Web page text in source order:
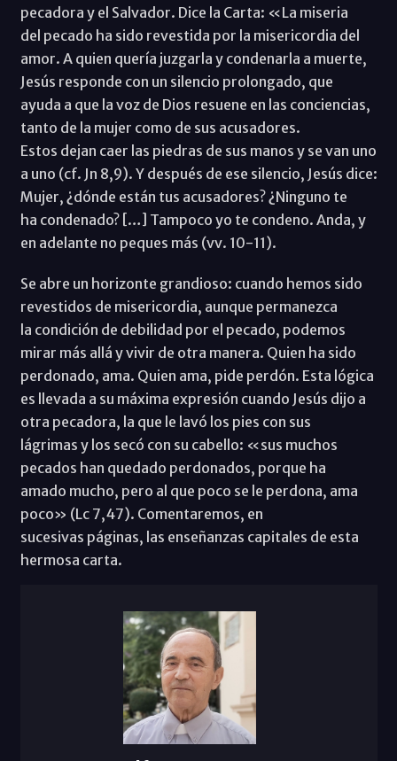
pecadora y el Salvador. Dice la Carta: «La miseria
del pecado ha sido revestida por la misericordia del
amor. A quien quería juzgarla y condenarla a muerte,
Jesús responde con un silencio prolongado, que
ayuda a que la voz de Dios resuene en las conciencias,
tanto de la mujer como de sus acusadores.
Estos dejan caer las piedras de sus manos y se van uno
a uno (cf. Jn 8,9). Y después de ese silencio, Jesús dice:
Mujer, ¿dónde están tus acusadores? ¿Ninguno te
ha condenado? […] Tampoco yo te condeno. Anda, y
en adelante no peques más (vv. 10-11).
Se abre un horizonte grandioso: cuando hemos sido
revestidos de misericordia, aunque permanezca
la condición de debilidad por el pecado, podemos
mirar más allá y vivir de otra manera. Quien ha sido
perdonado, ama. Quien ama, pide perdón. Esta lógica
es llevada a su máxima expresión cuando Jesús dijo a
otra pecadora, la que le lavó los pies con sus
lágrimas y los secó con su cabello: «sus muchos
pecados han quedado perdonados, porque ha
amado mucho, pero al que poco se le perdona, ama
poco» (Lc 7,47). Comentaremos, en
sucesivas páginas, las enseñanzas capitales de esta
hermosa carta.